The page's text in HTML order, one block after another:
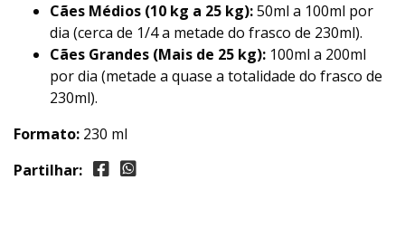
Cães Médios (10 kg a 25 kg):50ml a 100ml por
dia (cerca de 1/4 a metade do frasco de 230ml).
Cães Grandes (Mais de 25 kg): 100ml a 200ml
por dia (metade a quase a totalidade do frasco de
230ml).
Formato: 230 ml
Partilhar: